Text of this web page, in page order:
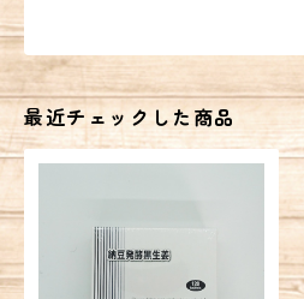
最近チェックした商品